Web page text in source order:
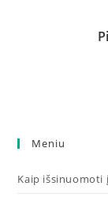
Meniu
Kaip išsinuomoti